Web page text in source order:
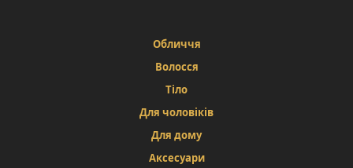
Обличчя
Волосся
Тіло
Для чоловіків
Для дому
Аксесуари